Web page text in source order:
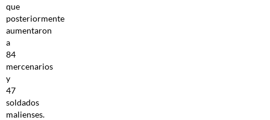
que
posteriormente
aumentaron
a
84
mercenarios
y
47
soldados
malienses.